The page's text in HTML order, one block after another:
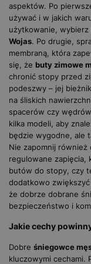
aspektów. Po
używać i w jakich
użytkowanie, wybierz
Wojas. Po drugie,
membraną, która
się, że buty zimowe
chronić stopy przed
podeszwy – jej
na śliskich
spacerów czy
kilka modeli, aby
będzie wygodne, ale
Nie zapomnij
regulowane zapięcia,
butów do stopy, czy
dodatkowo
że dobrze dobrane
bezpieczeństwo i
Jakie cechy
Dobre śniegowce
kluczowymi cechami.